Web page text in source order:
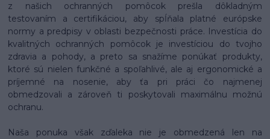
z našich ochranných pomôcok prešla dôkladným
testovaním a certifikáciou, aby spĺňala platné európske
normy a predpisy v oblasti bezpečnosti práce. Investícia do
kvalitných ochranných pomôcok je investíciou do tvojho
zdravia a pohody, a preto sa snažíme ponúkať produkty,
ktoré sú nielen funkčné a spoľahlivé, ale aj ergonomické a
príjemné na nosenie, aby ťa pri práci čo najmenej
obmedzovali a zároveň ti poskytovali maximálnu možnú
ochranu.
Naša ponuka však zďaleka nie je obmedzená len na